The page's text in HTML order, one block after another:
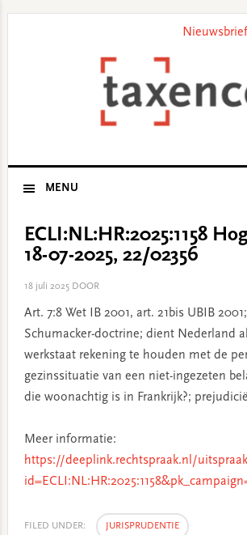
Nieuwsbrief
MENU
ECLI:NL:HR:2025:1158
18-07-2025, 22/02356
18 juli 2025DOOR
Art. 7:8 Wet IB 2001, art. 21bis UBIB
Schumacker-doctrine; dient Nederland
werkstaat rekening te houden met de
gezinssituatie van een niet-ingezeten
die woonachtig is in Frankrijk?;
Meer informatie:
https://deeplink.rechtspraak.nl/
FILED UNDER: JURISPRUDENTIE